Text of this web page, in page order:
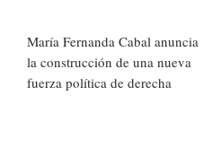
María Fernanda Cabal anuncia
la construcción de una nueva
fuerza política de derecha